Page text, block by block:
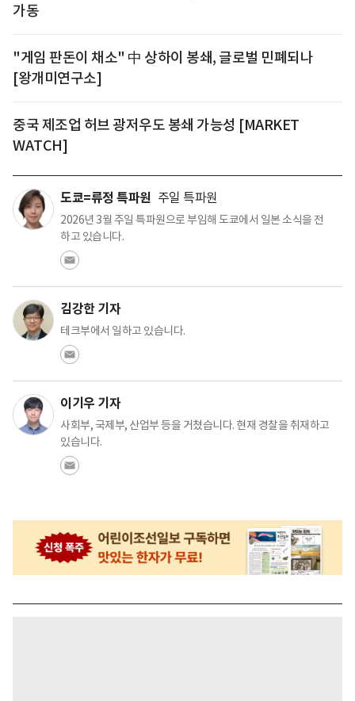
가동
"게임 판돈이 채소" 中 상하이 봉쇄, 글로벌 민폐되나
[왕개미연구소]
중국 제조업 허브 광저우도 봉쇄 가능성 [MARKET
WATCH]
도쿄=류정 특파원 주일 특파원
2026년 3월 주일 특파원으로 부임해 도쿄에서 일본 소식을 전
하고 있습니다.
김강한 기자
테크부에서 일하고 있습니다.
이기우 기자
사회부, 국제부, 산업부 등을 거쳤습니다. 현재 경찰을 취재하고
있습니다.